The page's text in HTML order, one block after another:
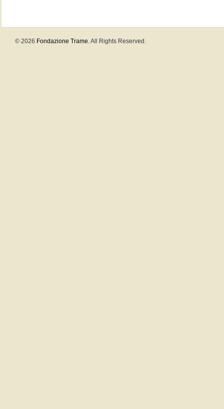
© 2026 Fondazione Trame. All Rights Reserved.